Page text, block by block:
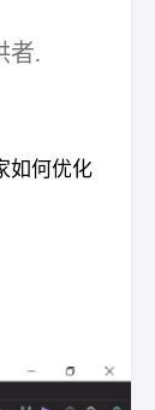
者.
如何优化